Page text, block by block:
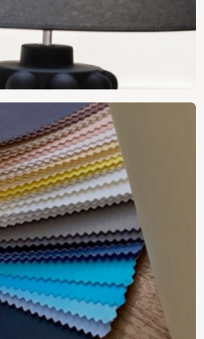
Hallbergs
nu